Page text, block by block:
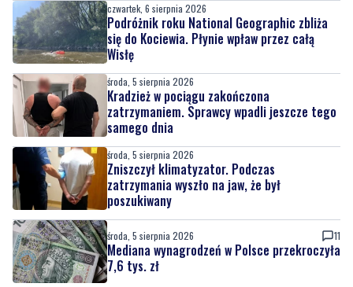
czwartek, 6 sierpnia 2026
Podróżnik roku National Geographic zbliża
się do Kociewia. Płynie wpław przez całą
Wisłę
środa, 5 sierpnia 2026
Kradzież w pociągu zakończona
zatrzymaniem. Sprawcy wpadli jeszcze tego
samego dnia
środa, 5 sierpnia 2026
Zniszczył klimatyzator. Podczas
zatrzymania wyszło na jaw, że był
poszukiwany
środa, 5 sierpnia 2026 11
Mediana wynagrodzeń w Polsce przekroczyła
7,6 tys. zł